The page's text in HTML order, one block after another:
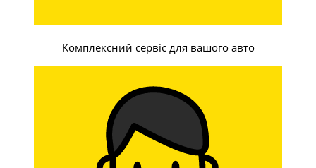
Комплексний сервіс для вашого авто